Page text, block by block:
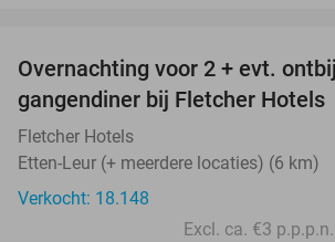
Overnachting voor 2 + evt.
gangendiner bij Fletcher Hotels
Fletcher Hotels
Etten-Leur (+ meerdere locaties) (6 km)
Verkocht: 18.148
Excl. ca. €3